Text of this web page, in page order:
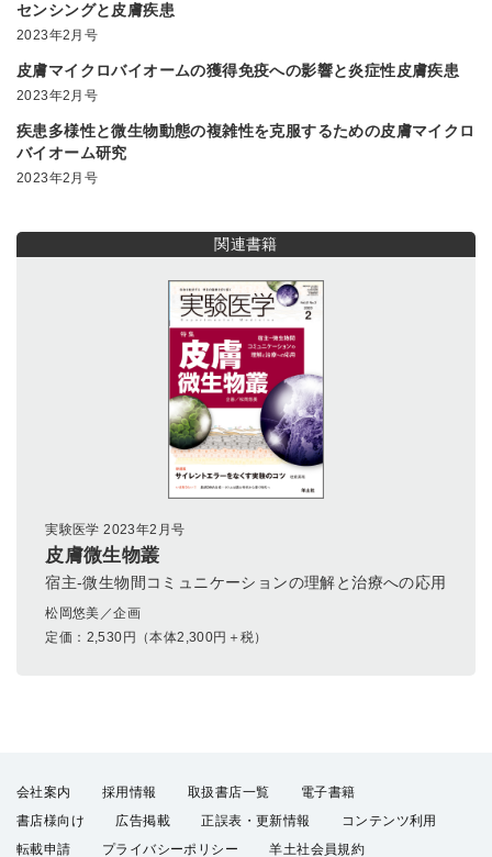
センシングと皮膚疾患
2023年2月号
皮膚マイクロバイオームの獲得免疫への影響と炎症性皮膚疾患
2023年2月号
疾患多様性と微生物動態の複雑性を克服するための皮膚マイクロ
バイオーム研究
2023年2月号
関連書籍
実験医学 2023年2月号
皮膚微生物叢
宿主-微生物間コミュニケーションの理解と治療への応用
松岡悠美／企画
定価： 2,530 円（本体2,300円＋税）
会社案内 採用情報 取扱書店一覧
電子書籍
書店様向け
広告掲載 正誤表・更新情報
コンテンツ利用
転載申請
プライバシーポリシー 羊土社会員規約